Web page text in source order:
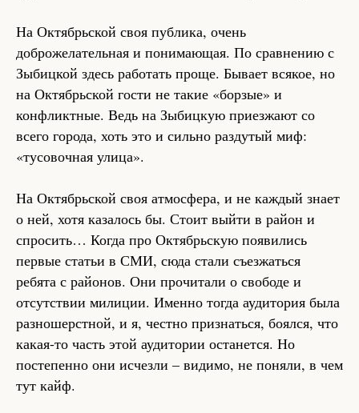
На Октябрьской своя публика, очень
доброжелательная и понимающая. По сравнению с
Зыбицкой здесь работать проще. Бывает всякое, но
на Октябрьской гости не такие «борзые» и
конфликтные. Ведь на Зыбицкую приезжают со
всего города, хоть это и сильно раздутый миф:
«тусовочная улица».
На Октябрьской своя атмосфера, и не каждый знает
о ней, хотя казалось бы. Стоит выйти в район и
спросить… Когда про Октябрьскую появились
первые статьи в СМИ, сюда стали съезжаться
ребята с районов. Они прочитали о свободе и
отсутствии милиции. Именно тогда аудитория была
разношерстной, и я, честно признаться, боялся, что
какая-то часть этой аудитории останется. Но
постепенно они исчезли – видимо, не поняли, в чем
тут кайф.